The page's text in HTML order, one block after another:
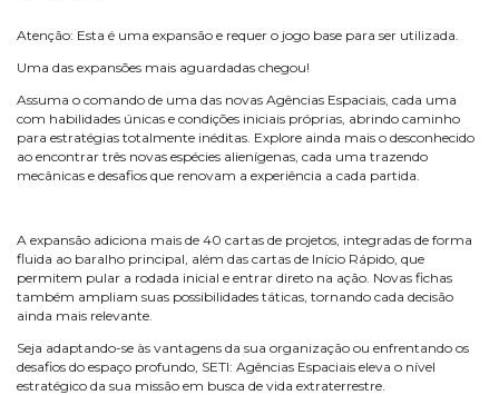
Atenção: Esta é uma expansão e requer o jogo base para ser utilizada.
Uma das expansões mais aguardadas chegou!
Assuma o comando de uma das novas Agências Espaciais, cada uma
com habilidades únicas e condições iniciais próprias, abrindo caminho
para estratégias totalmente inéditas. Explore ainda mais o desconhecido
ao encontrar três novas espécies alienígenas, cada uma trazendo
mecânicas e desafios que renovam a experiência a cada partida.
A expansão adiciona mais de 40 cartas de projetos, integradas de forma
fluida ao baralho principal, além das cartas de Início Rápido, que
permitem pular a rodada inicial e entrar direto na ação. Novas fichas
também ampliam suas possibilidades táticas, tornando cada decisão
ainda mais relevante.
Seja adaptando-se às vantagens da sua organização ou enfrentando os
desafios do espaço profundo, SETI: Agências Espaciais eleva o nível
estratégico da sua missão em busca de vida extraterrestre.